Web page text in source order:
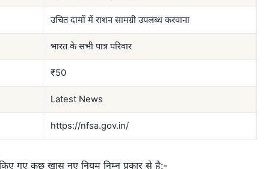
उचित दामों में राशन सामग्री उपलब्ध करवाना
भारत के सभी पात्र परिवार
₹50
Latest News
https://nfsa.gov.in/
किए गए कुछ खास नए नियम निम्न प्रकार से है:-